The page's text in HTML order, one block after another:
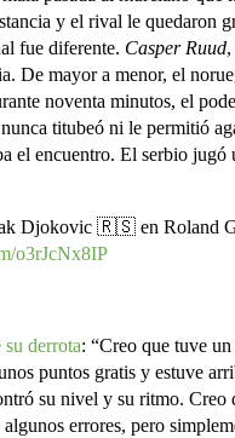
y el rival le quedaron
fue diferente. Casper Ruud,
De mayor a menor, el
noventa minutos, el
titubeó ni le permitió
el encuentro. El serbio jugó
Djokovic 🇷🇸 en Roland
o3rJcNx8IP
derrota: “Creo que tuve
puntos gratis y estuve
su nivel y su ritmo. Creo
errores, pero